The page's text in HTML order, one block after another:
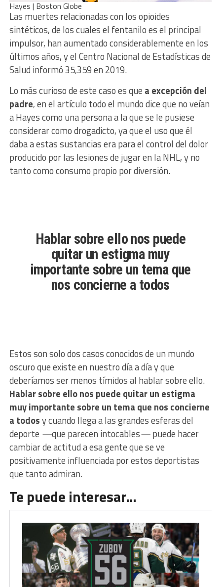
Hayes | Boston Globe
Las muertes relacionadas con los opioides
sintéticos, de los cuales el fentanilo es el principal
impulsor, han aumentado considerablemente en los
últimos años, y el Centro Nacional de Estadísticas de
Salud informó 35,359 en 2019.
Lo más curioso de este caso es que a excepción del
padre, en el artículo todo el mundo dice que no veían
a Hayes como una persona a la que se le pusiese
considerar como drogadicto, ya que el uso que él
daba a estas sustancias era para el control del dolor
producido por las lesiones de jugar en la NHL, y no
tanto como consumo propio por diversión.
Hablar sobre ello nos puede
quitar un estigma muy
importante sobre un tema que
nos concierne a todos
Estos son solo dos casos conocidos de un mundo
oscuro que existe en nuestro día a día y que
deberíamos ser menos tímidos al hablar sobre ello.
Hablar sobre ello nos puede quitar un estigma
muy importante sobre un tema que nos concierne
a todosy cuando llega a las grandes esferas del
deporte —que parecen intocables—puede hacer
cambiar de actitud a esa gente que se ve
positivamente influenciada por estos deportistas
que tanto admiran.
Te puede interesar…